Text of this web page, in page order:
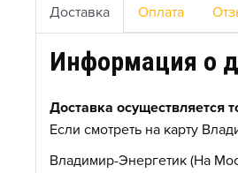
Доставка Оплата
Информация о
Доставка осуществляется
Если смотреть на карту
Владимир-Энергетик (На